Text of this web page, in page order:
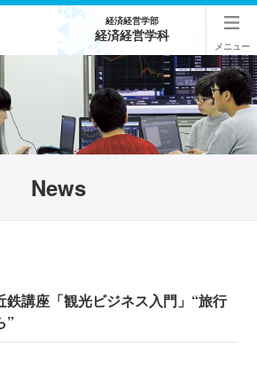
経済経営学部
経済経営学科
メニュー
News
鉄講座「観光ビジネス入門」“旅行
”